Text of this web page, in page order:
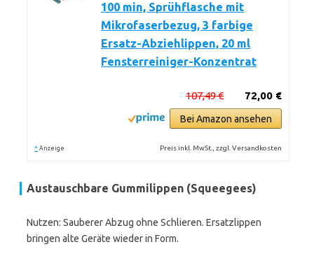
100 min, Sprühflasche mit
Mikrofaserbezug, 3 farbige
Ersatz-Abziehlippen, 20 ml
Fensterreiniger-Konzentrat
72,00 €
107,49 €
Bei Amazon ansehen
* Anzeige Preis inkl. MwSt., zzgl. Versandkosten
Austauschbare Gummilippen (Squeegees)
Nutzen: Sauberer Abzug ohne Schlieren. Ersatzlippen
bringen alte Geräte wieder in Form.